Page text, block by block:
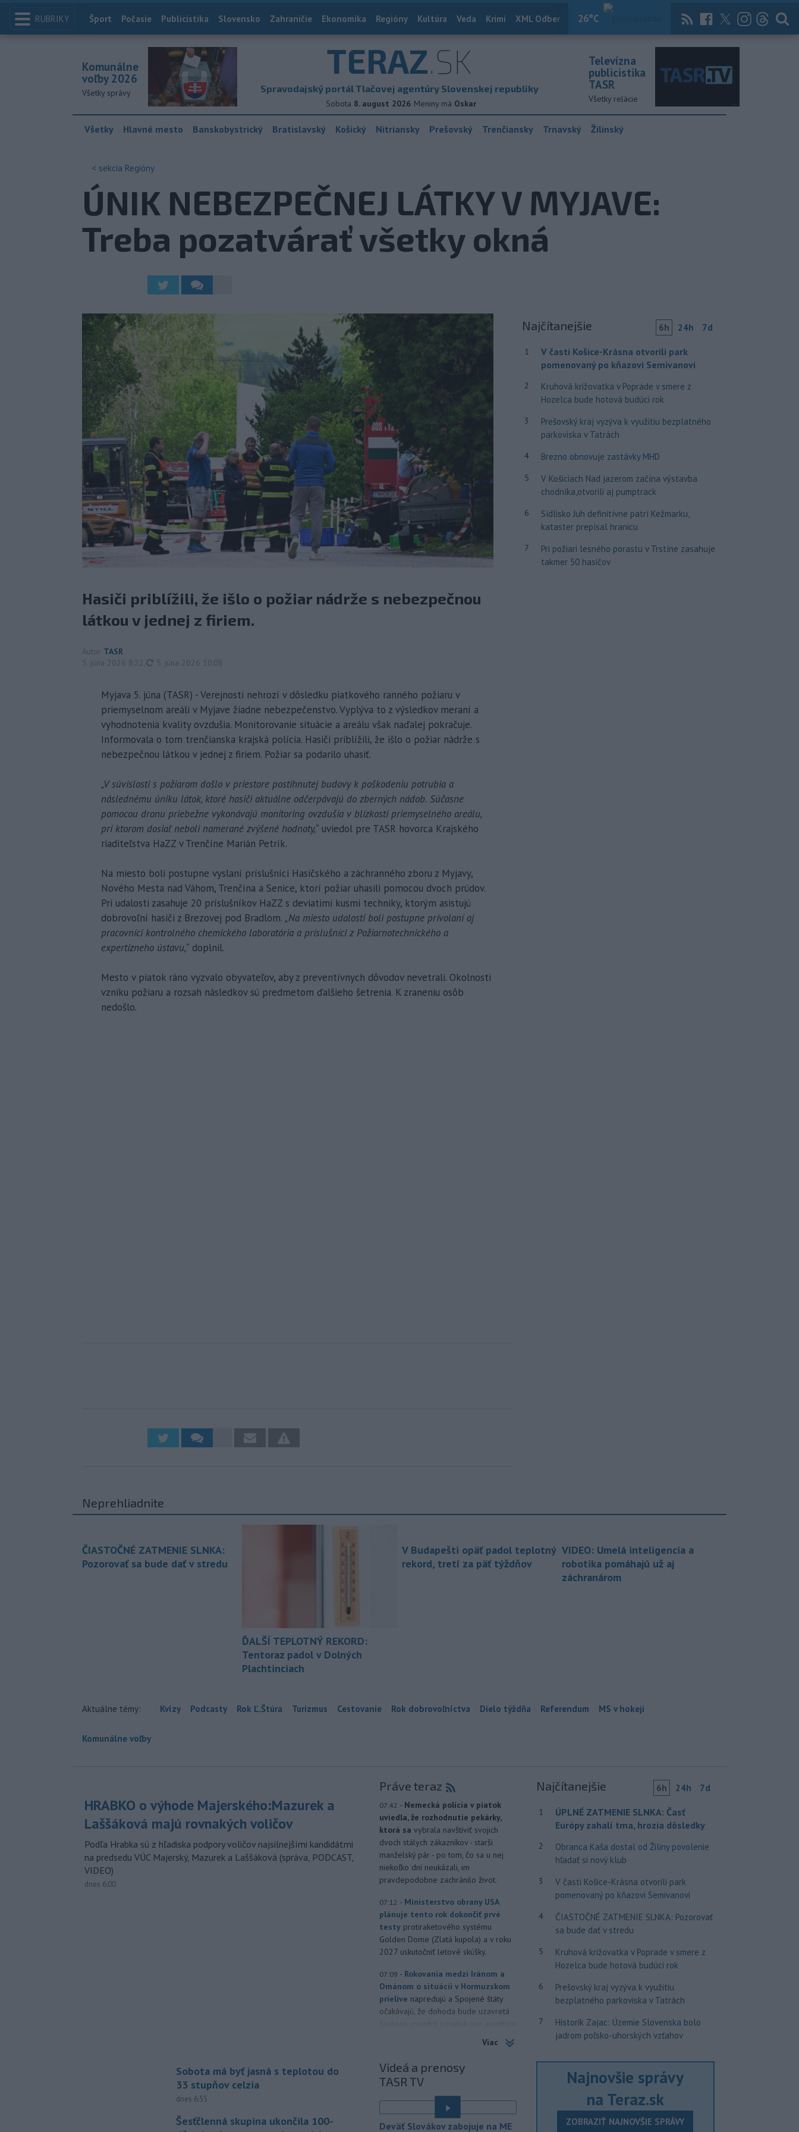
RUBRIKY 26°C
Index
Šport Počasie Publicistika Slovensko Zahraničie Ekonomika Regióny Kultúra Veda Krimi XML Odber Knihy Magazín News Now Archív
TERAZ.SK
Spravodajský portál Tlačovej agentúry Slovenskej republiky
Sobota 8. august 2026 Meniny má Oskar
Komunálne
voľby 2026
Všetky správy
Televízna
publicistika
TASR
Všetky relácie
Všetky Hlavné mesto Banskobystrický Bratislavský Košický Nitriansky Prešovský Trenčiansky Trnavský Žilinský
< sekcia Regióny
ÚNIK NEBEZPEČNEJ LÁTKY V MYJAVE:
Treba pozatvárať všetky okná
Hasiči priblížili, že išlo o požiar nádrže s nebezpečnou
látkou v jednej z firiem.
Autor TASR
5. júna 2026 8:22
aktualizované
5. júna 2026 10:08
Myjava 5. júna (TASR) - Verejnosti nehrozí v dôsledku piatkového ranného požiaru v
priemyselnom areáli v Myjave žiadne nebezpečenstvo. Vyplýva to z výsledkov meraní a
vyhodnotenia kvality ovzdušia. Monitorovanie situácie a areálu však naďalej pokračuje.
Informovala o tom trenčianska krajská polícia. Hasiči priblížili, že išlo o požiar nádrže s
nebezpečnou látkou v jednej z firiem. Požiar sa podarilo uhasiť.
„V súvislosti s požiarom došlo v priestore postihnutej budovy k poškodeniu potrubia a
následnému úniku látok, ktoré hasiči aktuálne odčerpávajú do zberných nádob. Súčasne
pomocou dronu priebežne vykonávajú monitoring ovzdušia v blízkosti priemyselného areálu,
pri ktorom dosiaľ neboli namerané zvýšené hodnoty,“ uviedol pre TASR hovorca Krajského
riaditeľstva HaZZ v Trenčíne Marián Petrík.
Na miesto boli postupne vyslaní príslušníci Hasičského a záchranného zboru z Myjavy,
Nového Mesta nad Váhom, Trenčína a Senice, ktorí požiar uhasili pomocou dvoch prúdov.
Pri udalosti zasahuje 20 príslušníkov HaZZ s deviatimi kusmi techniky, ktorým asistujú
dobrovoľní hasiči z Brezovej pod Bradlom. „Na miesto udalosti boli postupne privolaní aj
pracovníci kontrolného chemického laboratória a príslušníci z Požiarnotechnického a
expertízneho ústavu,“ doplnil.
Mesto v piatok ráno vyzvalo obyvateľov, aby z preventívnych dôvodov nevetrali. Okolnosti
vzniku požiaru a rozsah následkov sú predmetom ďalšieho šetrenia. K zraneniu osôb
nedošlo.
Najčítanejšie 6h 24h 7d
1
V časti Košice-Krásna otvorili park
pomenovaný po kňazovi Semivanovi
2
Kruhová križovatka v Poprade v smere z
Hozelca bude hotová budúci rok
3
Prešovský kraj vyzýva k využitiu bezplatného
parkoviska v Tatrách
4 Brezno obnovuje zastávky MHD
5
V Košiciach Nad jazerom začína výstavba
chodníka,otvorili aj pumptrack
6
Sídlisko Juh definitívne patrí Kežmarku,
kataster prepísal hranicu
7
Pri požiari lesného porastu v Trstíne zasahuje
takmer 50 hasičov
Neprehliadnite
ČIASTOČNÉ ZATMENIE SLNKA:
Pozorovať sa bude dať v stredu
ĎALŠÍ TEPLOTNÝ REKORD:
Tentoraz padol v Dolných
Plachtinciach
V Budapešti opäť padol teplotný
rekord, tretí za päť týždňov
VIDEO: Umelá inteligencia a
robotika pomáhajú už aj
záchranárom
Aktuálne témy: Kvízy Podcasty Rok Ľ.Štúra Turizmus Cestovanie Rok dobrovoľníctva Dielo týždňa Referendum MS v hokeji
Komunálne voľby
HRABKO o výhode Majerského:Mazurek a
Laššáková majú rovnakých voličov
Podľa Hrabka sú z hľadiska podpory voličov najsilnejšími kandidátmi
na predsedu VÚC Majerský, Mazurek a Laššáková (správa, PODCAST,
VIDEO)
dnes 6:00
Sobota má byť jasná s teplotou do
33 stupňov celzia
dnes 6:55
Šesťčlenná skupina ukončila 100-
Práve teraz
07:42 - Nemecká polícia v piatok
uviedla, že rozhodnutie pekárky,
ktorá sa vybrala navštíviť svojich
dvoch stálych zákazníkov - starší
manželský pár - po tom, čo sa u nej
niekoľko dní neukázali, im
pravdepodobne zachránilo život.
07:12 - Ministerstvo obrany USA
plánuje tento rok dokončiť prvé
testy protiraketového systému
Golden Dome (Zlatá kupola) a v roku
2027 uskutočniť letové skúšky.
07:09 - Rokovania medzi Iránom a
Ománom o situácii v Hormuzskom
prielive napredujú a Spojené štáty
očakávajú, že dohoda bude uzavretá
07:01 - Úrady vo východnej Číne v
sobotu zatvorili školy a mnohé
lokality v reakcii na tajfún
Dolphin, ktorý sa blíži k pevnine. TASR
o tom informuje na základe správy
Viac
Videá a prenosy
TASR TV
Deväť Slovákov zabojuje na ME
Najčítanejšie 6h 24h 7d
1
ÚPLNÉ ZATMENIE SLNKA: Časť
Európy zahalí tma, hrozia dôsledky
2
Obranca Kaša dostal od Žiliny povolenie
hľadať si nový klub
3
V časti Košice-Krásna otvorili park
pomenovaný po kňazovi Semivanovi
4
ČIASTOČNÉ ZATMENIE SLNKA: Pozorovať
sa bude dať v stredu
5
Kruhová križovatka v Poprade v smere z
Hozelca bude hotová budúci rok
6
Prešovský kraj vyzýva k využitiu
bezplatného parkoviska v Tatrách
7
Historik Zajac: Územie Slovenska bolo
jadrom poľsko-uhorských vzťahov
Najnovšie správy
na Teraz.sk
ZOBRAZIŤ NAJNOVŠIE SPRÁVY